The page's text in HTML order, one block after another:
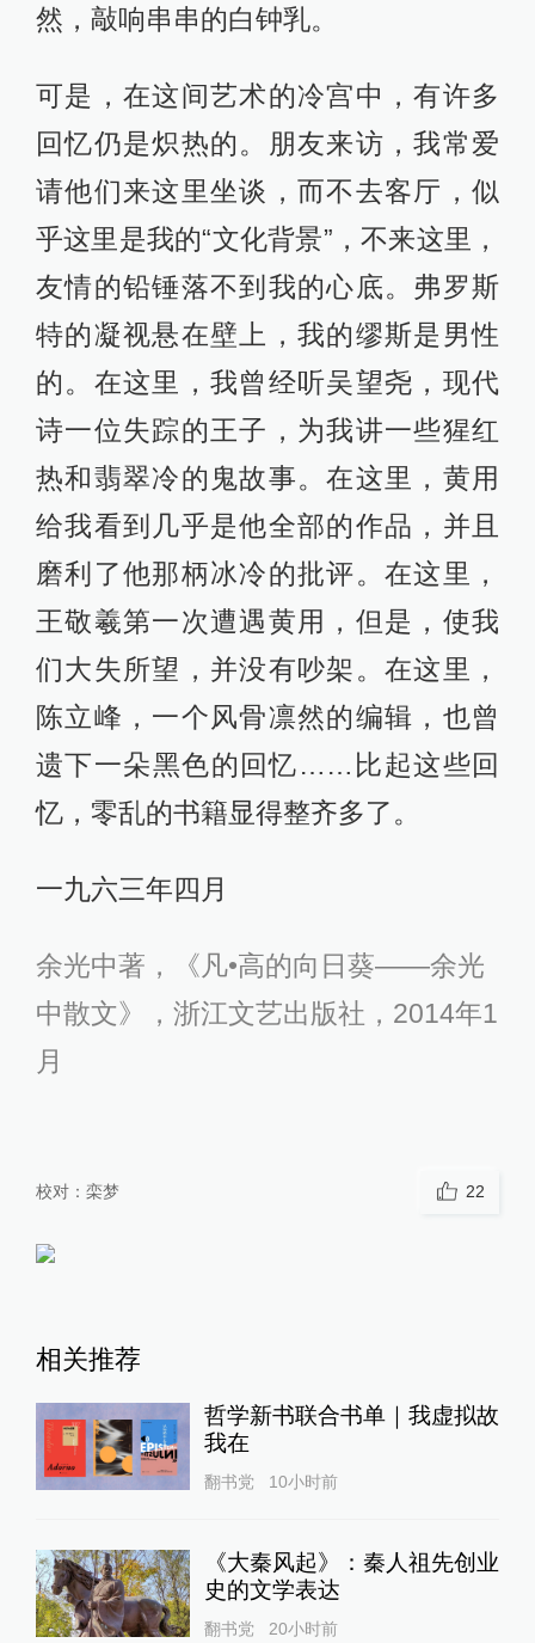
然，敲响串串的白钟乳。
可是，在这间艺术的冷宫中，有许多
回忆仍是炽热的。朋友来访，我常爱
请他们来这里坐谈，而不去客厅，似
乎这里是我的“文化背景”，不来这里，
友情的铅锤落不到我的心底。弗罗斯
特的凝视悬在壁上，我的缪斯是男性
的。在这里，我曾经听吴望尧，现代
诗一位失踪的王子，为我讲一些猩红
热和翡翠冷的鬼故事。在这里，黄用
给我看到几乎是他全部的作品，并且
磨利了他那柄冰冷的批评。在这里，
王敬羲第一次遭遇黄用，但是，使我
们大失所望，并没有吵架。在这里，
陈立峰，一个风骨凛然的编辑，也曾
遗下一朵黑色的回忆……比起这些回
忆，零乱的书籍显得整齐多了。
一九六三年四月
余光中著，《凡•高的向日葵——余光
中散文》，浙江文艺出版社，2014年1
月
校对： 栾梦 22
相关推荐
哲学新书联合书单｜我虚拟故
我在
翻书党 10小时前
《大秦风起》：秦人祖先创业
史的文学表达
翻书党 20小时前